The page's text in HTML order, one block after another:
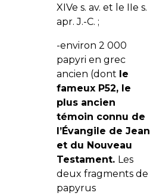
XIVe s. av. et le IIe s.
apr. J.-C. ;
-environ 2 000
papyri en grec
ancien (dont le
fameux P52, le
plus ancien
témoin connu de
l’Évangile de Jean
et du Nouveau
Testament. Les
deux fragments de
papyrus